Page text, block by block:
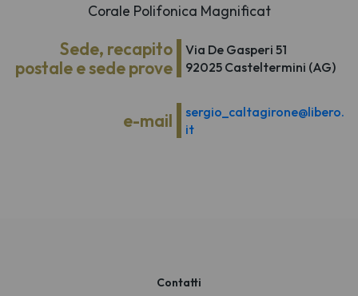
Corale Polifonica Magnificat
Sede, recapito
postale e sede prove
Via De Gasperi 51
92025 Casteltermini (AG)
e-mail
sergio_caltagirone@libero.
it
Contatti